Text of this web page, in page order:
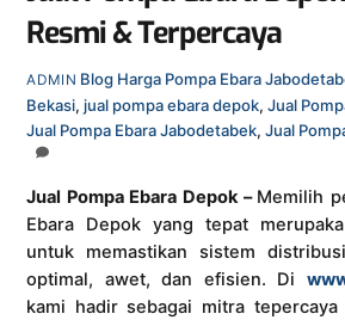
Resmi & Terpercaya
ADMIN Blog Harga Pompa Ebara
Bekasi, jual pompa ebara depok,Jual
Jual Pompa Ebara Jabodetabek,Jual
Jual Pompa Ebara Depok – Memilih
Ebara Depok yang tepat
untuk memastikan sistem
optimal, awet, dan efisien. Di
kami hadir sebagai mitra tepercaya